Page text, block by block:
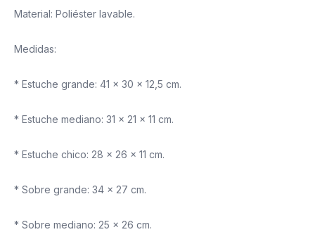
Material: Poliéster lavable.
Medidas:
* Estuche grande: 41 x 30 x 12,5 cm.
* Estuche mediano: 31 x 21 x 11 cm.
* Estuche chico: 28 x 26 x 11 cm.
* Sobre grande: 34 x 27 cm.
* Sobre mediano: 25 x 26 cm.